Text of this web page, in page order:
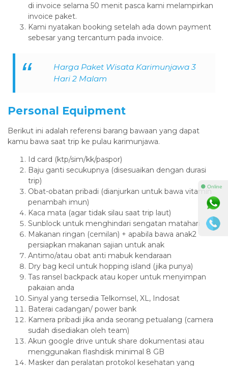
di invoice selama 50 menit pasca kami melampirkan
invoice paket.
Kami nyatakan booking setelah ada down payment
sebesar yang tercantum pada invoice.
Harga Paket Wisata Karimunjawa 3
Hari 2 Malam
Personal Equipment
Berikut ini adalah referensi barang bawaan yang dapat
kamu bawa saat trip ke pulau karimunjawa.
Id card (ktp/sim/kk/paspor)
Baju ganti secukupnya (disesuaikan dengan durasi
trip)
Obat-obatan pribadi (dianjurkan untuk bawa vitamin
penambah imun)
Kaca mata (agar tidak silau saat trip laut)
Sunblock untuk menghindari sengatan matahari
Makanan ringan (cemilan) + apabila bawa anak2
persiapkan makanan sajian untuk anak
Antimo/atau obat anti mabuk kendaraan
Dry bag kecil untuk hopping island (jika punya)
Tas ransel backpack atau koper untuk menyimpan
pakaian anda
Sinyal yang tersedia Telkomsel, XL, Indosat
Baterai cadangan/ power bank
Kamera pribadi jika anda seorang petualang (camera
sudah disediakan oleh team)
Akun google drive untuk share dokumentasi atau
menggunakan flashdisk minimal 8 GB
Masker dan peralatan protokol kesehatan yang
⚫ Online